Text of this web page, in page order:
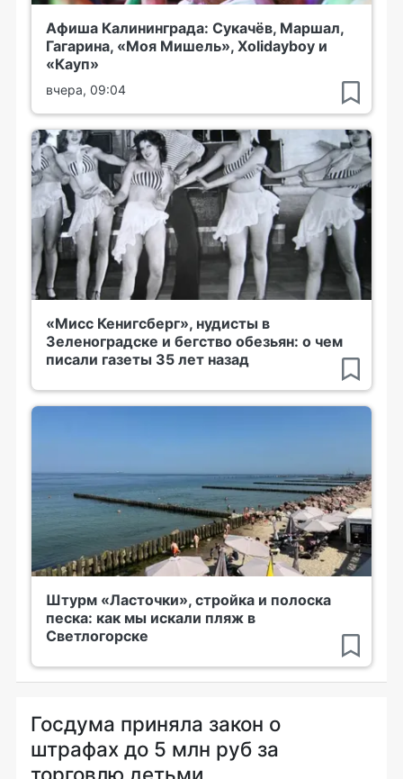
Афиша Калининграда: Сукачёв, Маршал,
Гагарина, «Моя Мишель», Xolidayboy и
«Кауп»
вчера, 09:04
«Мисс Кенигсберг», нудисты в
Зеленоградске и бегство обезьян: о чем
писали газеты 35 лет назад
Штурм «Ласточки», стройка и полоска
песка: как мы искали пляж в
Светлогорске
Госдума приняла закон о
штрафах до 5 млн руб за
торговлю детьми